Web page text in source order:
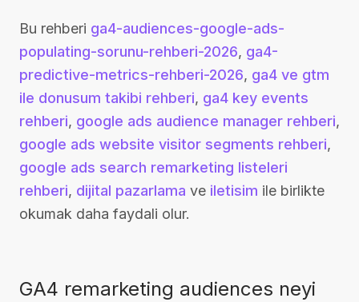
Bu rehberi ga4-audiences-google-ads-
populating-sorunu-rehberi-2026, ga4-
predictive-metrics-rehberi-2026, ga4 ve gtm
ile donusum takibi rehberi, ga4 key events
rehberi, google ads audience manager rehberi,
google ads website visitor segments rehberi,
google ads search remarketing listeleri
rehberi, dijital pazarlama ve iletisim ile birlikte
okumak daha faydali olur.
GA4 remarketing audiences neyi